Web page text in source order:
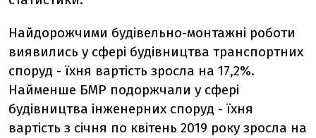
Найдорожчими будівельно-монтажні роботи
виявились у сфері будівництва транспортних
споруд - їхня вартість зросла на 17,2%.
Найменше БМР подоржчали у сфері
будівництва інженерних споруд - їхня
вартість з січня по квітень 2019 року зросла на